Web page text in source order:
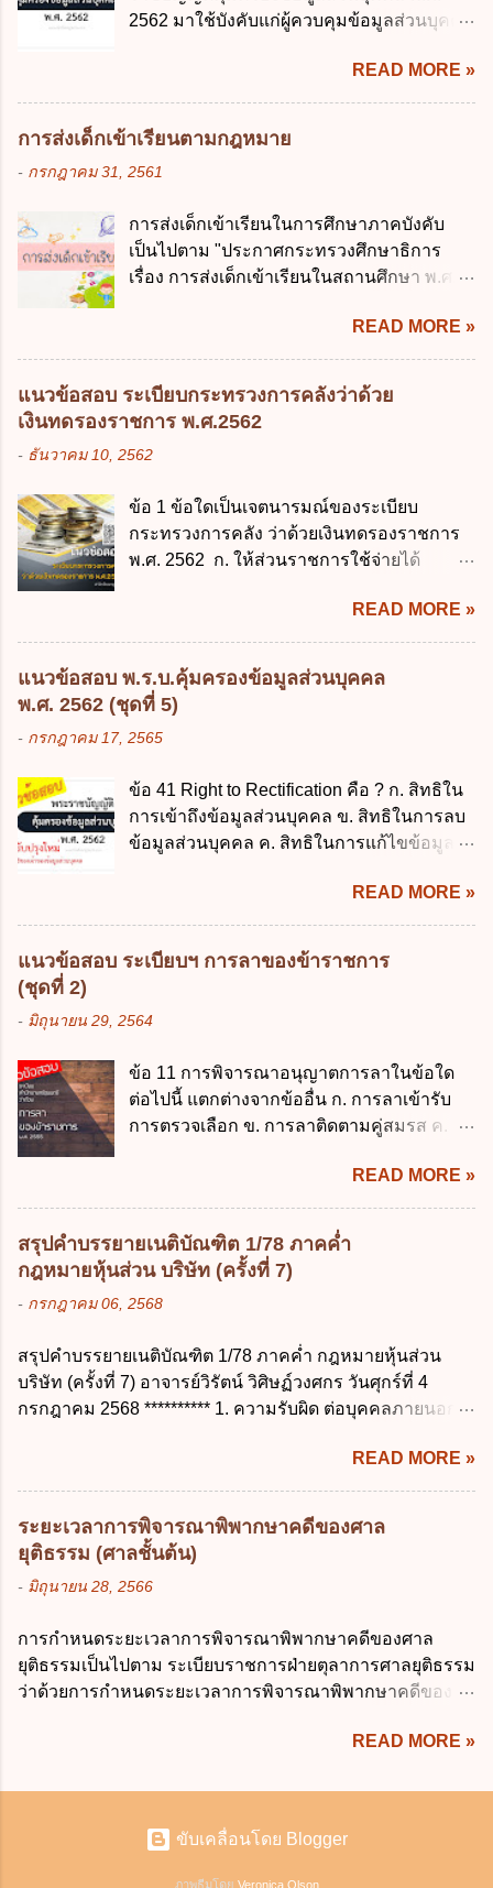
จัดสรรงบประมาณรายจ่าย ค. การจัดทำงบ
ตามมาตรฐานสากล ค. พัฒนาการเชื่อมโยง
จ่ายงบประมาณให้เกิดความคุ้มค่าและเป็นไป
ตามเป้าหมาย ข้อ 3 ข้อใดกล่าวได้ถูกต้องที่สุด
เกี่ยวกับ "แผนพัฒนารัฐบาลดิจิทัล" ก. เป็นธร
รับผิดชอบในการบริหารจัดการข้อมูลของ
หน่วยงานของรัฐ ง. กำหนดกรอบและทิศทาง
การบริหารงานภาครัฐและการจัดทำบริการ
พัฒนารัฐบาลดิจิทัลโดยตำแหน่ง ม...
2562 มาใช้บังคับแก่ผู้ควบคุมข้อมูลส่วนบุคคล
ข. พระราชกำหนด ค. พระราชกฤษฎีกา ง. กฎ
กระทรวง ข้อ 2 กฎหมายตามข้อ 1 กำหนด
หน่วยงานและกิจการใดที่ผู้ควบคุมข้อมูลส่วน
บุคคลไม่อยู่ในบังคับพระราชบัญญัติคุ้มครอง
ข้อมูลส่วนบุคคล พ.ศ. 2562 ก. หน่วยงานของ
ด้านความบันเทิงและนันทนาการ ง. ถูกทุกข้อ
ข้อ 3 โดยหลัก ทั่วไป พระราชบัญญัติคุ้มครอง
ข้อมูลส่วนบุคคล พ.ศ. 2562 ใช้บังคับตั้งแต่วัน
2562 ค. 28 พฤษภาคม 2562 ง. 29
พฤษภาคม 2562 ข้อ 4 "บุคคลหรือนิติบุคคล
ซึ่งมีอำนาจหน้าที่ตัดสินใจเกี่ยวกับการเก็บ
รวบรวม ใช้ หรือเปิดเผยข้อมูลส่วนบุคคล" คือ
พนักงานเจ้าหน้าที่ ง. ไม่มีข้อใดถูกต้อง ข้อ 5 ผู้
มีอำนาจแต่งตั้งพนักงานเจ้าหน้าที่ตามพระ
ราชบัญญัติคุ้มครองข้อมูลส่วนบุคคล พ.ศ.
READ MORE »
การส่งเด็กเข้าเรียนตามกฎหมาย
- กรกฎาคม 31, 2561
การส่งเด็กเข้าเรียนในการศึกษาภาคบังคับ
เป็นไปตาม "ประกาศกระทรวงศึกษาธิการ
เรื่อง การส่งเด็กเข้าเรียนในสถานศึกษา พ.ศ.
เรื่อง หลักเกณฑ์และวิธีการปฏิบัติสำหรับผู้ที่
มิใช่ผู้ปกครองซึ่งมีเด็กที่มีอายุในเกณฑ์การ
ศึกษาภาคบังคับอาศัยอยู่" ออกตามความใน
มีสาระสำคัญดังนี้ 1. คำว่า "เด็ก" หมายถึง เด็ก
เว้นแต่เด็กที่สอบได้ชั้นปีที่ 9 ของการศึกษา
ภาคบังคับแล้ว 2. ผู้ปกครอง คือ 2.1 บิดา
มารดา 2.2 บิดาหรือมารดา ซึ่งเป็นผู้ใช้
กฎหมายแพ่งและพาณิชย์ 2.4 บุคคลที่เด็ก
อยู่ด้วยเป็นประจำหรือที่เด็กอยู่รับใช้การงาน
3. ผู้ปกครองดังกล่าว มีหน้าที่ ส่งเด็กเข้าเรียน
ในสถานศึกษาในวันแรกของการเปิดเรียนภาค
การเปิดเรียนภาคต้น ถ้าสถานศึกษายังมิไ...
READ MORE »
แนวข้อสอบ ระเบียบกระทรวงการคลังว่าด้วย
เงินทดรองราชการ พ.ศ.2562
- ธันวาคม 10, 2562
ข้อ 1 ข้อใดเป็นเจตนารมณ์ของระเบียบ
กระทรวงการคลัง ว่าด้วยเงินทดรองราชการ
พ.ศ. 2562 ก. ให้ส่วนราชการใช้จ่ายได้
ส่วนราชการมีเงินทดรองราชการเพื่อรองจ่าย
ตามข้อผูกพันในการกู้เงินจากต่างประเทศ ค.
รองรับการปฏิบัติงานด้านการเงินการคลังตาม
นโยบาย New GFMIS Thai ง. สนับสนุนการให้
ความช่วยเหลือในกรณีจำเป็นเร่งด่วนที่ไม่
สามารถรอการเบิกเงินจากงบประมาณได้ ข้อ
ราชการ พ.ศ. 2562 ออกโดยอาศัยกฎหมาย
แม่บทใด ก. พระราชบัญญัติวิธีการงบ
ประมาณ พ.ศ. 2561 ข. พระราชบัญญัติวินัย
บัญญัติเงินคงคลัง พ.ศ. 2491 ง. ระเบียบ
กระทรวงการคลัง ว่าด้วยการเบิกเงินจากคลัง
การรับเงิน การจ่ายเงิน การเก็บรักษาเงิน และ
สำรองจ่ายได้แห่งละไม่เกินเท่าใร ก. 100,000
บาท ข. 50,000 บาท ค. 30,000 บาท ง. 10,000
บาท ข้อ 4 ดอกเบี้ยที่เกิดจากการนำเงินทดรอง
READ MORE »
แนวข้อสอบ พ.ร.บ.คุ้มครองข้อมูลส่วนบุคคล
พ.ศ. 2562 (ชุดที่ 5)
- กรกฎาคม 17, 2565
ข้อ 41 Right to Rectification คือ ? ก. สิทธิใน
การเข้าถึงข้อมูลส่วนบุคคล ข. สิทธิในการลบ
ข้อมูลส่วนบุคคล ค. สิทธิในการแก้ไขข้อมูล
การประมวลผลข้อมูลส่วนบุคคล ข้อ 42 ผู้
ควบคุมข้อมูลส่วนบุคคลต้องแก้ไขข้อมูลส่วน
บุคคลตามหลักการข้อใด ก. ถูกต้อง เป็น
กฎหมายคุ้มครองข้อมูลส่วนบุคคล ในกรณีผู้
ข้อมูลส่วนบุคคลให้ถูกต้อง ก. ร้องทุกข์ ข. ร้อง
เรียน ค. อุทธรณ์ ง. ฟ้องร้อง ข้อ 44 หลักการ
สำคัญของสิทธิในการลบข้อมูลส่วนบุคคล คือ
ลบข้อมูลส่วนบุคคล ข. ขอให้ทำลายข้อมูล
ส่วนบุคคล ค. ทำให้ข้อมูลส่วนบุคคลไม่
สามารถระบุถึงตนได้ ง. ถูกทุกข้อ ข้อ 45
เงื่อนไข ในการใช้สิทธิลบข้อมูลส่วนบุคคล ข้อ
ส่วนบุคคลที่ไม่สมบูรณ์ ค. เจ้าของข้อมูลส่วน
บุคคลถอนความยินยอมในการเก็บรวบรวม
ใช้หรือเปิดเผยข้อมูลส่วนบุคคล ง. ข้อมูลส่วน
บุคคลได้ถูกใช้ประมวลผลโดยไม่ชอบด้วย
READ MORE »
แนวข้อสอบ ระเบียบฯ การลาของข้าราชการ
(ชุดที่ 2)
- มิถุนายน 29, 2564
ข้อ 11 การพิจารณาอนุญาตการลาในข้อใด
ต่อไปนี้ แตกต่างจากข้ออื่น ก. การลาเข้ารับ
การตรวจเลือก ข. การลาติดตามคู่สมรส ค.
ปฏิบัติการวิจัย หรือดูงาน ข้อ 12 ข้อใด ไม่ ถูก
ต้องเกี่ยวกับการลาไปช่วยเหลือภริยาที่คลอด
บุตร ก. ต้องเป็นภริยาโดยชอบด้วยกฎหมาย ข.
ลาได้เพียงครั้งเดียว ค. ต้องลาภายใน 90 วัน
นับแต่วันที่คลอดบุตร ง. ลาได้ครั้งหนึ่งติดต่อ
กันไม่เกิน 15 วันทำการ ข้อ 13 สิทธิลากิจส่วน
เกิน 90 วัน ข. ลาต่อเนื่องจากการคลอดบุตรได้
ไม่เกิน 90 วันทำการ ค. ลาได้ไม่เกิน 120 วัน
ง. ลาต่อเนื่องจากการคลอดบุตรได้ไม่เกิน 150
รัฐมนตรี ว่าด้วยการลาของข้าราชการ พ.ศ.
2555 กำหนดให้ข้าราชการที่รับราชการติดต่อ
กันมาแล้วไม่น้อยกว่า 10 ปี มีสิทธินำวันลาพัก
ผ่อนสะสมรวมกับวันลาพักผ่อนในปีปัจจุบันได้
15 การลาติดตามคู่สมรส ต้องมีระยะเวลาไม่
เกินกำหนดในข้อใดเพื่อมิให้มีผลเป็นการลา
ออกจากราชการ ก. ไม่เกิน 2 ปี ข. ไม่เกิน 3...
READ MORE »
สรุปคำบรรยายเนติบัณฑิต 1/78 ภาคค่ำ
กฎหมายหุ้นส่วน บริษัท (ครั้งที่ 7)
- กรกฎาคม 06, 2568
สรุปคำบรรยายเนติบัณฑิต 1/78 ภาคค่ำ กฎหมายหุ้นส่วน
บริษัท (ครั้งที่ 7) อาจารย์วิรัตน์ วิศิษฏ์วงศกร วันศุกร์ที่ 4
กรกฎาคม 2568 ********** 1. ความรับผิด ต่อบุคคลภายนอก
คนใดคนหนึ่งได้จัดทำไปในทางที่เป็น ธรรมดาการค้าขาย
ของห้างหุ้นส่วน ม.1050 , 1025 โดยพิจารณาตามสภาพแห่ง
กิจการ การงานของห้าง และประเพณีทางการค้า -หุ้นส่วน
ต้องจัดการในนามของห้าง ไม่ว่าจะมีมูลเหตุจูงใจเพราะทุจริต
หรือมีอำนาจจัดการหรือไม่ก็ตาม จึงเป็นไปตามหลักกฎหมาย
ปิดปากหุ้นส่วนคนอื่น และหลักลูกหนี้ร่วมตามม.291 เพื่อ
เกิดมูลหนี้ใดก็ตาม รวมถึงมูลละเมิด 1.1) กรณีห้างหุ้นส่วน
สามัญจดทะเบียน เมื่อห้าง ผิดนัด ชำระหนี้ เจ้าหนี้ของห้างฯ
ชอบที่จะเรียกให้ชำระหนี้เอาแต่ผู้เป็นหุ้นส่วนคนใคคนหนึ่ง
ห้างยังมีพอที่จะชำระหนี้ได้ และการที่จะบังคับเอาแก่ห้างนั้น
READ MORE »
ระยะเวลาการพิจารณาพิพากษาคดีของศาล
ยุติธรรม (ศาลชั้นต้น)
- มิถุนายน 28, 2566
การกำหนดระยะเวลาการพิจารณาพิพากษาคดีของศาล
ยุติธรรมเป็นไปตาม ระเบียบราชการฝ่ายตุลาการศาลยุติธรรม
ว่าด้วยการกำหนดระยะเวลาการพิจารณาพิพากษาคดีของ
ไว้เป็นอย่างอื่น ซึ่งมีผลใช้บังคับตั้งแต่วันที่ 24 มกราคม 2566
ประโยชน์ในการบริหารจัดการคดี ให้จำแนกลักษณะหรือ
ประเภทคดีออกเป็น 3 ประเภท ดังนี้ (1) คดีจัดการพิเศษ คือ
คดีลักษณะที่ไม่มีความยุ่งยากซับซ้อนและมีแนวโน้มที่จะ
พิจารณาให้เสร็จได้ภายในนัดเดียว หรือในวันหนึ่งสามารถ
READ MORE »
ขับเคลื่อนโดย Blogger
ภาพธีมโดย Veronica Olson